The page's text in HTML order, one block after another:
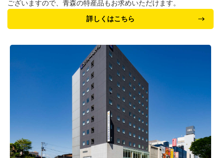
ございますので、青森の特産品もお求めいただけます。
詳しくはこちら